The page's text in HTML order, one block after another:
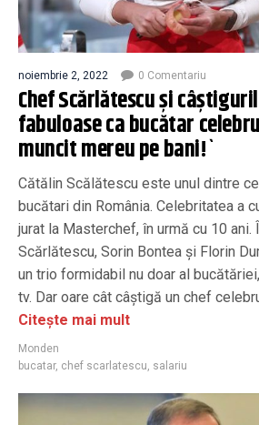
noiembrie 2, 2022 0 Comentariu
Chef Scărlătescu și
fabuloase ca bucătar
muncit mereu pe bani!`
Cătălin Scălătescu este unul dintre
bucătari din România. Celebritatea a
jurat la Masterchef, în urmă cu 10 ani.
Scărlătescu, Sorin Bontea și Florin
un trio formidabil nu doar al
tv. Dar oare cât câștigă un chef
Citește mai mult
Monden
bucatar, chef scarlatescu salariu